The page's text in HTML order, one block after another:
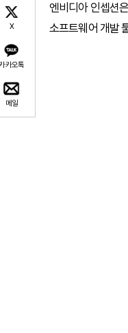
X
카오톡
메일
엔비디아 인셉션
소프트웨어 개발